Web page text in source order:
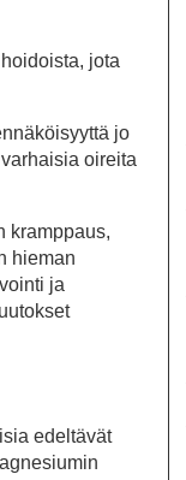
jota
jo
oireita
kramppaus,
hieman
ja
edeltävät